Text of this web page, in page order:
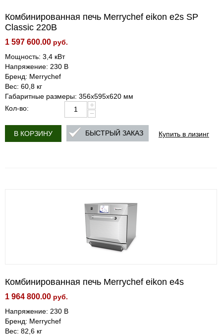
Комбинированная печь Merrychef eikon e2s SP
Classic 220В
1 597 600.00 руб.
Мощность: 3,4 кВт
Напряжение: 230 В
Бренд: Merrychef
Вес: 60,8 кг
Габаритные размеры: 356х595х620 мм
Кол-во:
+
−
В КОРЗИНУ Купить в лизинг
БЫСТРЫЙ ЗАКАЗ
Комбинированная печь Merrychef eikon e4s
1 964 800.00 руб.
Напряжение: 230 В
Бренд: Merrychef
Вес: 82,6 кг